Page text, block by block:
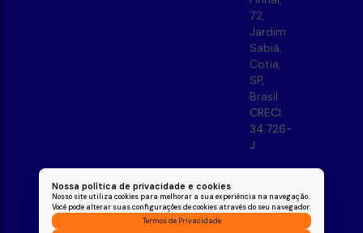
Nossa política de privacidade e cookies
Nosso site utiliza cookies para melhorar a sua experiência na navegação.
Você pode alterar suas configurações de cookies através do seu navegador.
Termos de Privacidade
72,
Jardim
Sabiá,
Cotia,
SP,
Brasil
CRECI:
34.726-
J